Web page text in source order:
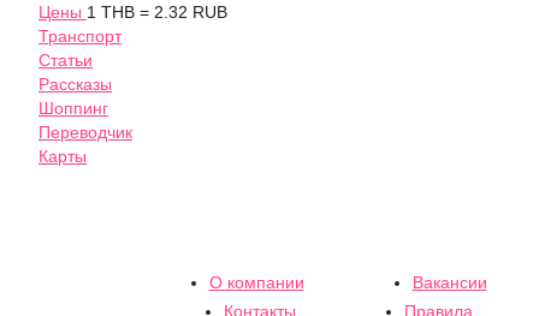
Цены 1 THB = 2.32 RUB
Транспорт
Статьи
Рассказы
Шоппинг
Переводчик
Карты
О компании
Вакансии
Контакты
Правила